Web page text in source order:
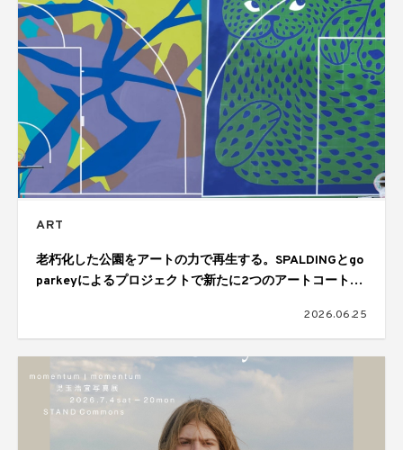
ART
老朽化した公園をアートの力で再生する。SPALDINGとgo
parkeyによるプロジェクトで新たに2つのアートコートが
2026.06.25